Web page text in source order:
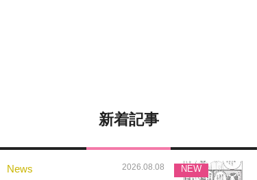
新着記事
News 2026.08.08 NEW